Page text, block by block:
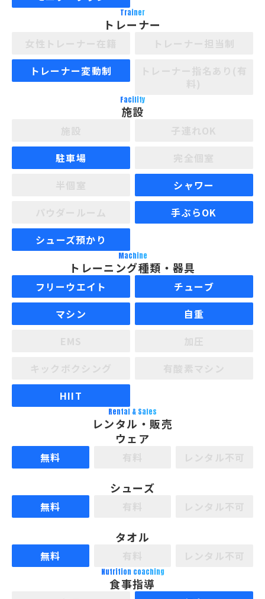
Trainer
トレーナー
トレーナー変動制
Facility
施設
駐車場
シャワー
手ぶらOK
シューズ預かり
Machine
トレーニング種類・器具
フリーウエイト
チューブ
マシン
自重
HIIT
Rental & Sales
レンタル・販売
ウェア
無料
シューズ
無料
タオル
無料
Nutrition coaching
食事指導